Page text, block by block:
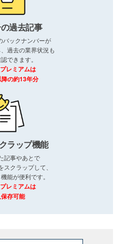
過去記事
バックナンバーが
過去の業界状況も
できます。
レミアムは
の約13年分
ラップ機能
記事やあとで
クラップして、
能が便利です。
レミアムは
存可能